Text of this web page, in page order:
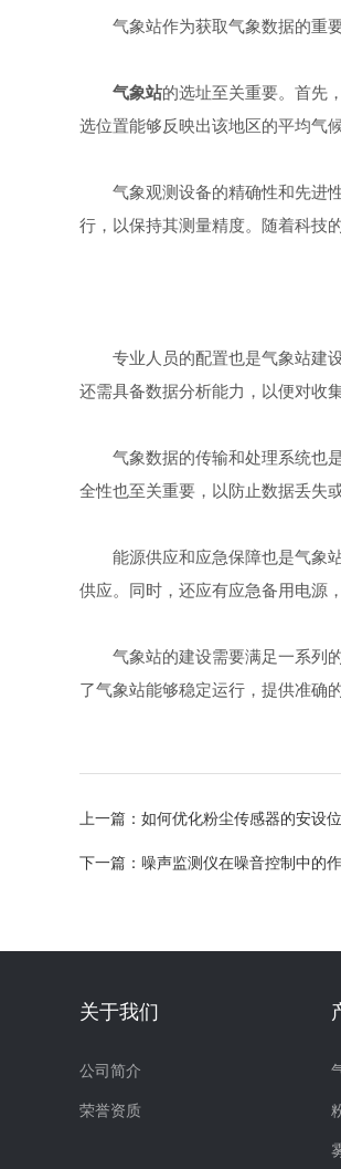
气象站作为获取气象数据的重要
气象站的选址至关重要。首先
选位置能够反映出该地区的平均气
气象观测设备的精确性和先进性
行，以保持其测量精度。随着科技
专业人员的配置也是气象站建设
还需具备数据分析能力，以便对收
气象数据的传输和处理系统也是
全性也至关重要，以防止数据丢失
能源供应和应急保障也是气象站
供应。同时，还应有应急备用电源
气象站的建设需要满足一系列的
了气象站能够稳定运行，提供准确
上一篇： 如何优化粉尘传感器的安设
下一篇： 噪声监测仪在噪音控制中的
关于我们
公司简介
荣誉资质